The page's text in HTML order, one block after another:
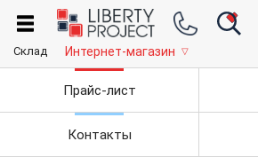
Склад Интернет-магазин ▽
Прайс-лист
Контакты